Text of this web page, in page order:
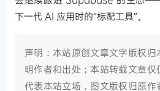
下一代 AI 应用时的“标配工具”。
声明：本站原创文章文字版权
明作者和出处；本站转载文章
代表本站立场，图文版权归原